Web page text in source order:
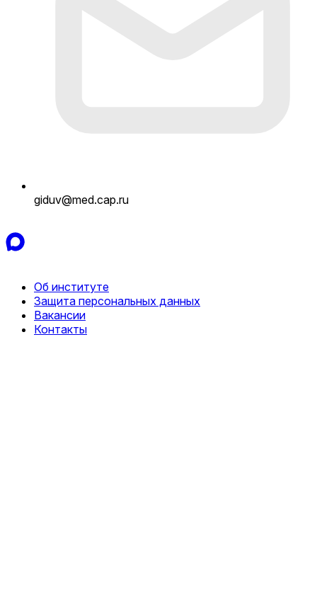
giduv@med.cap.ru
Об институте
Защита персональных данных
Вакансии
Контакты